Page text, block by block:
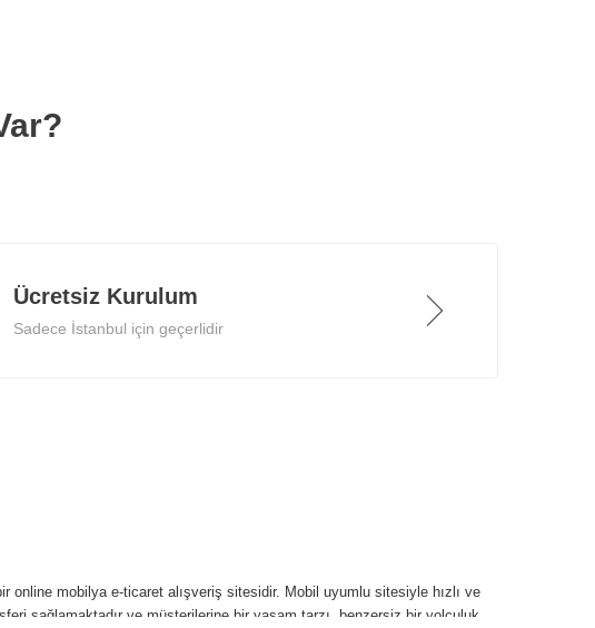
Ücretsiz Kurulum
Sadece İstanbul için geçerlidir
online mobilya e-ticaret alışveriş sitesidir. Mobil uyumlu sitesiyle hızlı ve
sağlamaktadır ve müşterilerine bir yaşam tarzı, benzersiz bir yolculuk,